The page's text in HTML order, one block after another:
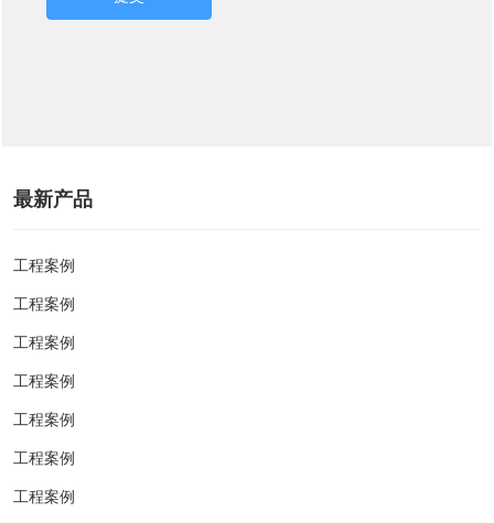
最新产品
工程案例
工程案例
工程案例
工程案例
工程案例
工程案例
工程案例